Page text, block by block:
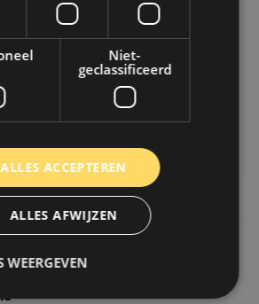
Niet-
geclassificeerd
ALLES ACCEPTEREN
ALLES AFWIJZEN
WEERGEVEN